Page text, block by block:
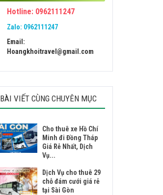
Hotline: 0962111247
Zalo: 0962111247
Email:
Hoangkhoitravel@gmail.com
BÀI VIẾT CÙNG CHUYÊN MỤC
Cho thuê xe Hồ Chí
Minh đi Đồng Tháp
Giá Rẻ Nhất, Dịch
Vụ...
Dịch Vụ cho thuê 29
chỗ đám cưới giá rẻ
tại Sài Gòn